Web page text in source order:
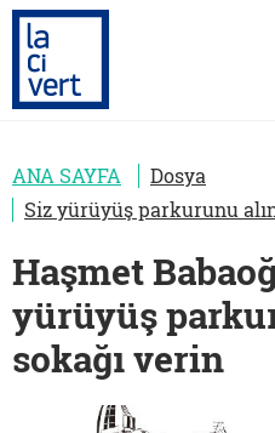
ANA SAYFA
Dosya
Siz yürüyüş parkurunu
Haşmet
yürüyüş
sokağı verin